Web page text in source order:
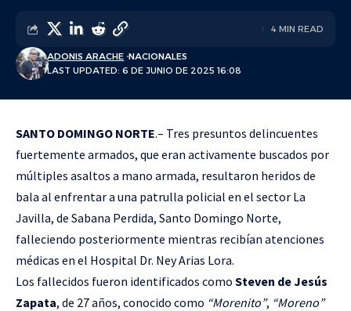
LAST UPDATED: 6 DE JUNIO DE 2025 16:08
ADONIS ARACHE NACIONALES
4 MIN READ
SANTO DOMINGO NORTE.– Tres presuntos delincuentes
fuertemente armados, que eran activamente buscados por
múltiples asaltos a mano armada, resultaron heridos de
bala al enfrentar a una patrulla policial en el sector La
Javilla, de Sabana Perdida, Santo Domingo Norte,
falleciendo posteriormente mientras recibían atenciones
médicas en el Hospital Dr. Ney Arias Lora.
Los fallecidos fueron identificados como Steven de Jesús
Zapata, de 27 años, conocido como “Morenito”, “Moreno”